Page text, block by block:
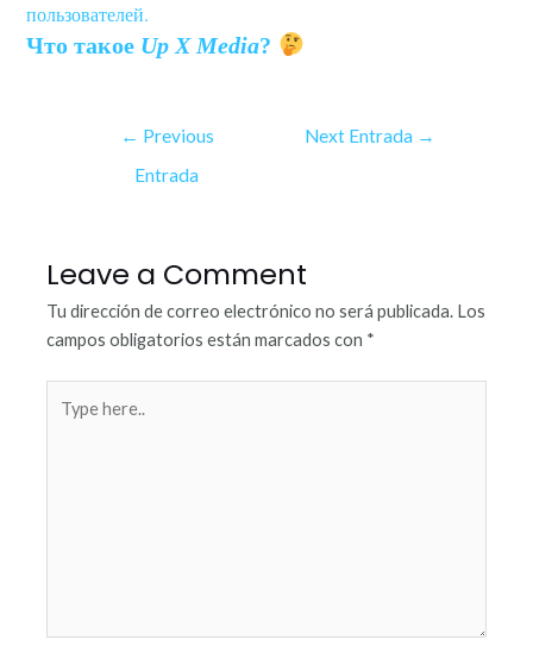
пользователей.
Что такое Up X Media?
← Previous
Entrada
Next Entrada →
Leave a Comment
Tu dirección de correo electrónico no será publicada. Los
campos obligatorios están marcados con *